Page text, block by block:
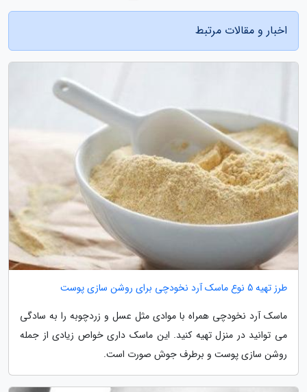
اخبار و مقالات مرتبط
طرز تهیه 5 نوع ماسک آرد نخودچی برای روشن سازی پوست
ماسک آرد نخودچی همراه با موادی مثل عسل و زردچوبه را به سادگی
می توانید در منزل تهیه کنید. این ماسک داری خواص زیادی از جمله
روشن سازی پوست و برطرف جوش صورت است.